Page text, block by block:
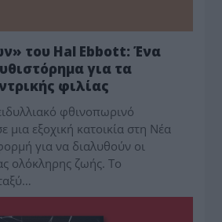
του Hal Ebbott: Ένα
για τα
φιλίας
φθινοπωρινό
μια εξοχική κατοικία στη Νέα
για να διαλυθούν οι
ολόκληρης ζωής. Το